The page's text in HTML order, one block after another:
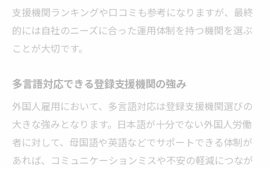
支援機関ランキングや口コミも参考になりますが、最終
的には自社のニーズに合った運用体制を持つ機関を選ぶ
ことが大切です。
多言語対応できる登録支援機関の強み
外国人雇用において、多言語対応は登録支援機関選びの
大きな強みとなります。日本語が十分でない外国人労働
者に対して、母国語や英語などでサポートできる体制が
あれば、コミュニケーションミスや不安の軽減につなが